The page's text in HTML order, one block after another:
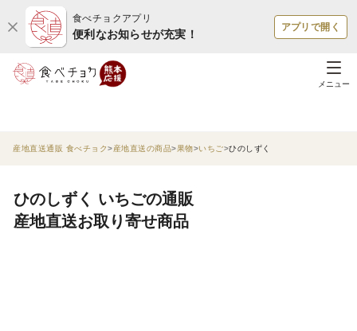
食べチョクアプリ
便利なお知らせが充実！
アプリで開く
メニュー
産地直送通販 食べチョク 産地直送の商品 果物 いちご ひのしずく
ひのしずく いちごの通販
産地直送お取り寄せ商品